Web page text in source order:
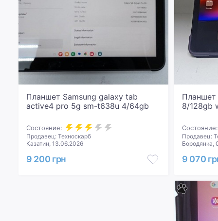
Планшет Samsung galaxy tab
active4 pro 5g sm-t638u 4/64gb
Состояние:
Продавец: Техноскарб
Казатин, 13.06.2026
9 200 грн
Планшет
8/128gb
Состояние:
Продавец:
Бородянка,
9 070